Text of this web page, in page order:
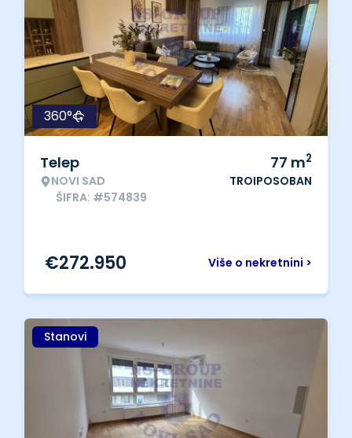
360°
Telep
NOVI SAD
ŠIFRA: #574839
77 m2
TROIPOSOBAN
Više o nekretnini >
€272.950
Stanovi